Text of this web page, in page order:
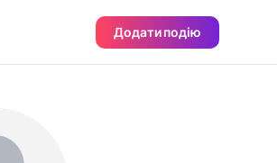
Додати подію